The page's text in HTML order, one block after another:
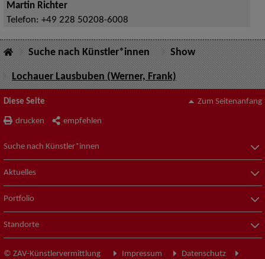
Martin Richter
Telefon: +49 228 50208-6008
Suche nach Künstler*innen Show
Lochauer Lausbuben (Werner, Frank)
Diese Seite
drucken empfehlen
Zum Seitenanfang
Suche nach Künstler*innen
Aktuelles
Portfolio
Standorte
© ZAV-Künstlervermittlung Impressum Datenschutz